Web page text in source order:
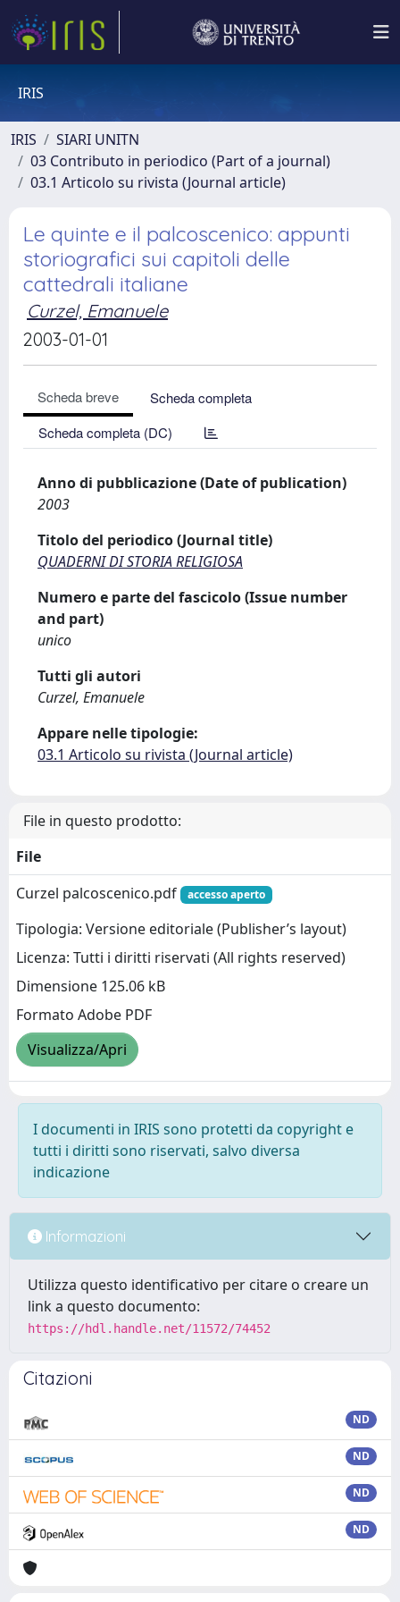
IRIS
IRIS
SIARI UNITN
03 Contributo in periodico (Part of a journal)
03.1 Articolo su rivista (Journal article)
Le quinte e il palcoscenico: appunti
storiografici sui capitoli delle
cattedrali italiane
Curzel, Emanuele
2003-01-01
Scheda breve
Scheda completa
Scheda completa (DC)
Anno di pubblicazione (Date of publication)
2003
Titolo del periodico (Journal title)
QUADERNI DI STORIA RELIGIOSA
Numero e parte del fascicolo (Issue number
and part)
unico
Tutti gli autori
Curzel, Emanuele
Appare nelle tipologie:
03.1 Articolo su rivista (Journal article)
File in questo prodotto:
File
Curzel palcoscenico.pdf
accesso aperto
Tipologia: Versione editoriale (Publisher’s layout)
Licenza: Tutti i diritti riservati (All rights reserved)
Dimensione 125.06 kB
Formato Adobe PDF
Visualizza/Apri
I documenti in IRIS sono protetti da copyright e
tutti i diritti sono riservati, salvo diversa
indicazione
Informazioni
Utilizza questo identificativo per citare o creare un
link a questo documento:
https://hdl.handle.net/11572/74452
Citazioni
ND
ND
ND
ND